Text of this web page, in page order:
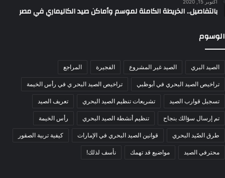
أكتوبر 15, 2020
بالتفاصيل.. الخريطة الكاملة لموسم وأماكن صيد الكاليماري في مصر
الوسوم
الصيد البري الصيد غير المشروع الفجيرة المراجع
تراخيص الصيد البحري في أبوظبي تراخيص الصيد البحر ي في رأس الخيمة
تسجيل قوارب الصيد تشريعات تنظيم الصيد البحري تعريف الصيد
تم إرسال سؤالك بنجاح تنظيم أنشطة الصيد البحري رأس الخيمة
طرق الصّيد البحري قوانين الصيد البحري في الإمارات كيفية تربية الصقور
محترفي الصيد مواضيع قد تهمك نأسف لذلك!